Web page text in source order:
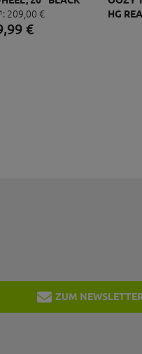
20"
209, 00 €
99€
HG
ZUM